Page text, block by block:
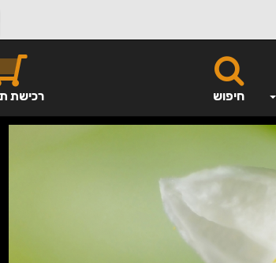
חיפוש רכישת